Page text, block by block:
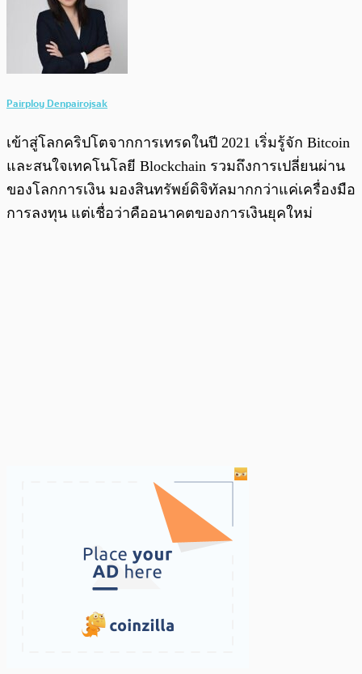
Pairploy Denpairojsak
เข้าสู่โลกคริปโตจากการเทรดในปี 2021 เริ่มรู้จัก Bitcoin
และสนใจเทคโนโลยี Blockchain รวมถึงการเปลี่ยนผ่าน
ของโลกการเงิน มองสินทรัพย์ดิจิทัลมากกว่าแค่เครื่องมือ
การลงทุน แต่เชื่อว่าคืออนาคตของการเงินยุคใหม่